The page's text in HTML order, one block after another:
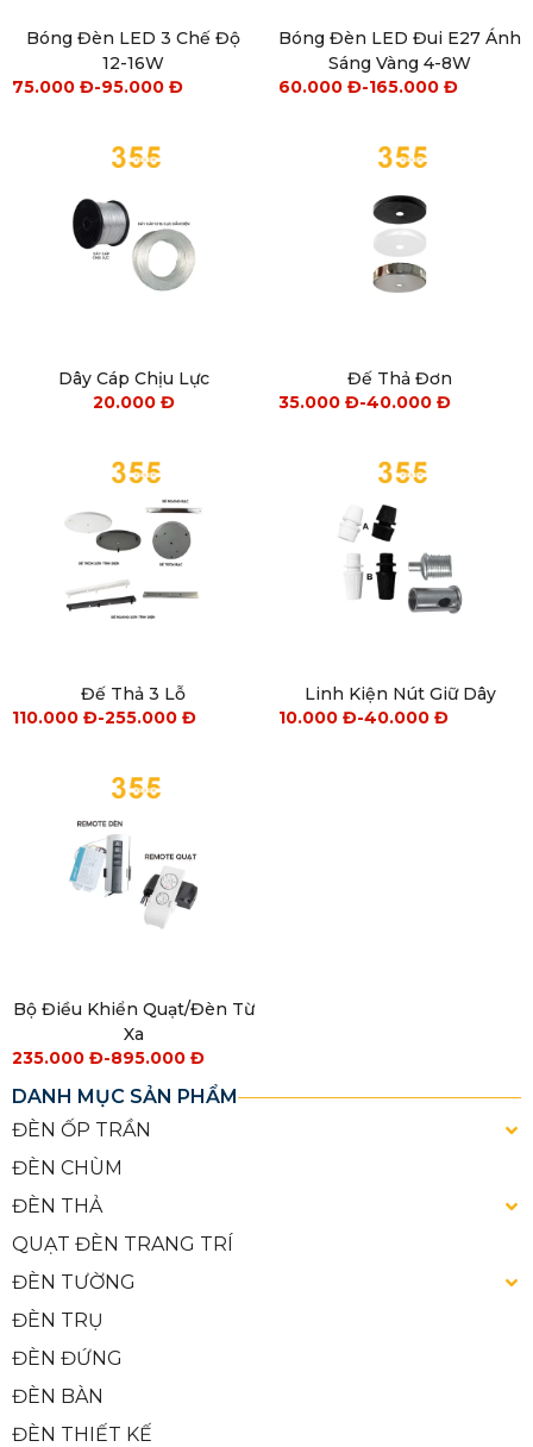
DANH MỤC SẢN PHẨM
ĐÈN ỐP TRẦN
ĐÈN CHÙM
ĐÈN THẢ
QUẠT ĐÈN TRANG TRÍ
ĐÈN TƯỜNG
ĐÈN TRỤ
ĐÈN ĐỨNG
ĐÈN BÀN
ĐÈN THIẾT KẾ
Bóng Đèn LED 3 Chế Độ
12-16W
75.000 Đ-95.000 Đ
Bóng Đèn LED Đui E27 Ánh
Sáng Vàng 4-8W
60.000 Đ-165.000 Đ
Dây Cáp Chịu Lực
20.000 Đ
Đế Thả Đơn
35.000 Đ-40.000 Đ
Đế Thả 3 Lỗ
110.000 Đ-255.000 Đ
Linh Kiện Nút Giữ Dây
10.000 Đ-40.000 Đ
Bộ Điều Khiển Quạt/Đèn Từ
Xa
235.000 Đ-895.000 Đ